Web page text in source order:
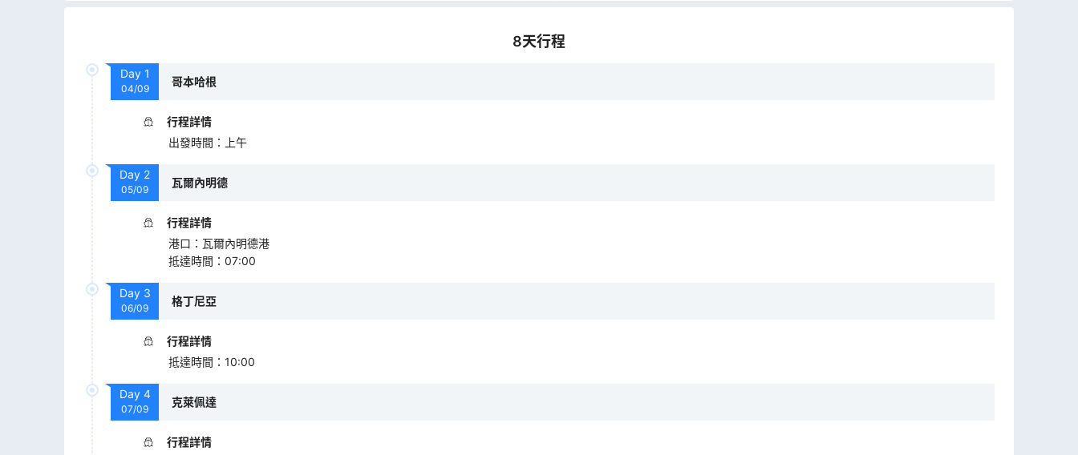
8天行程
Day 1
04/09
哥本哈根
行程詳情
出發時間 ： 上午
Day 2
05/09
瓦爾內明德
行程詳情
港口 ： 瓦爾內明德港
抵達時間 ： 07:00
Day 3
06/09
格丁尼亞
行程詳情
抵達時間 ： 10:00
Day 4
07/09
克萊佩達
行程詳情